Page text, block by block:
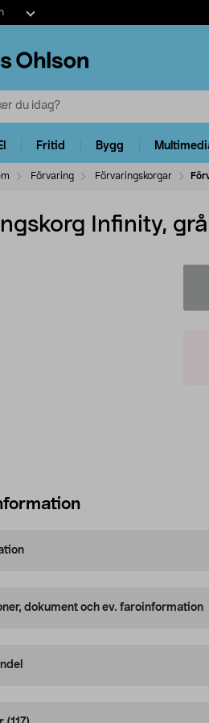
Fritid Bygg
Förvaring Förvaringskorgar
Infinity, grå
dokument och ev. faroinformation